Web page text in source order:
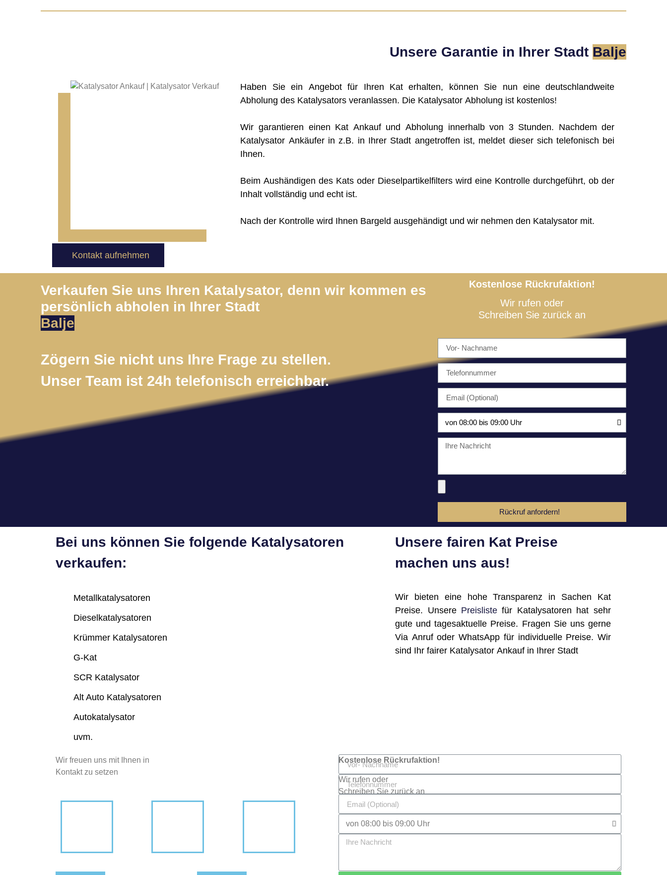
Unsere Garantie in Ihrer Stadt Balje
Kontakt aufnehmen
Haben Sie ein Angebot für Ihren Kat erhalten, können Sie nun eine deutschlandweite
Abholung des Katalysators veranlassen. Die Katalysator Abholung ist kostenlos!
Wir garantieren einen Kat Ankauf und Abholung innerhalb von 3 Stunden. Nachdem der
Katalysator Ankäufer in z.B. in Ihrer Stadt angetroffen ist, meldet dieser sich telefonisch bei
Ihnen.
Beim Aushändigen des Kats oder Dieselpartikelfilters wird eine Kontrolle durchgeführt, ob der
Inhalt vollständig und echt ist.
Nach der Kontrolle wird Ihnen Bargeld ausgehändigt und wir nehmen den Katalysator mit.
Verkaufen Sie uns Ihren Katalysator, denn wir kommen es
persönlich abholen in Ihrer Stadt
Balje
Zögern Sie nicht uns Ihre Frage zu stellen.
Unser Team ist 24h telefonisch erreichbar.
Kostenlose Rückrufaktion!
Wir rufen oder
Schreiben Sie zurück an
Rückruf anfordern!
Bei uns können Sie folgende Katalysatoren
verkaufen:
Metallkatalysatoren
Dieselkatalysatoren
Krümmer Katalysatoren
G-Kat
SCR Katalysator
Alt Auto Katalysatoren
Autokatalysator
uvm.
Unsere fairen Kat Preise
machen uns aus!
Wir bieten eine hohe Transparenz in Sachen Kat
Preise. Unsere Preisliste für Katalysatoren hat sehr
gute und tagesaktuelle Preise. Fragen Sie uns gerne
Via Anruf oder WhatsApp für individuelle Preise. Wir
sind Ihr fairer Katalysator Ankauf in Ihrer Stadt
Wir freuen uns mit Ihnen in
Kontakt zu setzen
Kostenlose Rückrufaktion!
Wir rufen oder
Schreiben Sie zurück an